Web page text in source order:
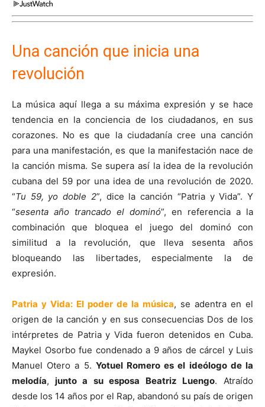
Una canción que inicia una
revolución
La música aquí llega a su máxima expresión y se hace
tendencia en la conciencia de los ciudadanos, en sus
corazones. No es que la ciudadanía cree una canción
para una manifestación, es que la manifestación nace de
la canción misma. Se supera así la idea de la revolución
cubana del 59 por una idea de una revolución de 2020.
“Tu 59, yo doble 2”, dice la canción “Patria y Vida”. Y
“sesenta año trancado el dominó”, en referencia a la
combinación que bloquea el juego del dominó con
similitud a la revolución, que lleva sesenta años
bloqueando las libertades, especialmente la de
expresión.
Patria y Vida: El poder de la música, se adentra en el
origen de la canción y en sus consecuencias Dos de los
intérpretes de Patria y Vida fueron detenidos en Cuba.
Maykel Osorbo fue condenado a 9 años de cárcel y Luis
Manuel Otero a 5. Yotuel Romero es el ideólogo de la
melodía, junto a su esposa Beatriz Luengo. Atraído
desde los 14 años por el Rap, abandonó su país de origen